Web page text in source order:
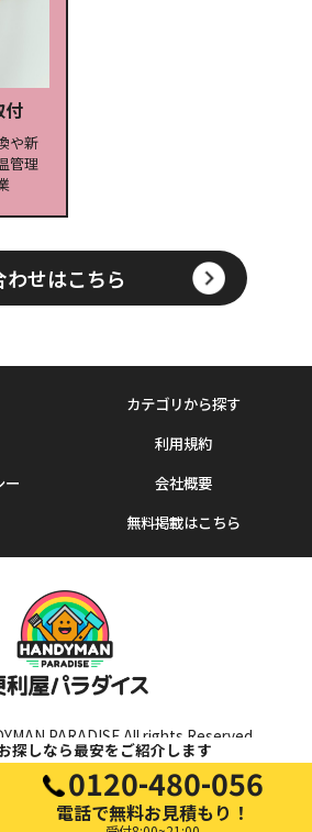
付
や新
管理
わせはこちら
カテゴリから探す
利用規約
ー
会社概要
無料掲載はこちら
PARADISE All rights Reserved.
探しなら最安をご紹介します
0120-480-056
電話で無料お見積もり！